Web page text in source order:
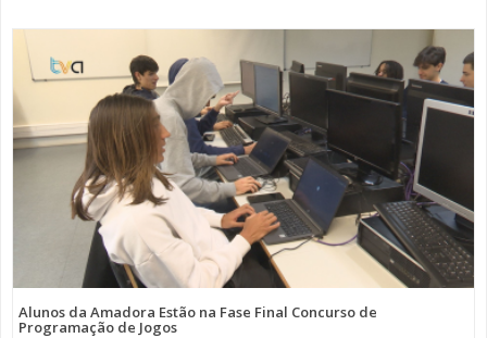
Alunos da Amadora Estão na Fase Final Concurso de
Programação de Jogos